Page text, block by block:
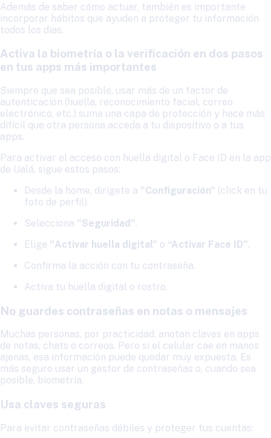
Además de saber cómo actuar, también es importante
incorporar hábitos que ayuden a proteger tu información
todos los días.
Activa la biometría o la verificación en dos pasos
en tus apps más importantes
Siempre que sea posible, usar más de un factor de
autenticación (huella, reconocimiento facial, correo
electrónico, etc.) suma una capa de protección y hace más
difícil que otra persona acceda a tu dispositivo o a tus
apps.
Para activar el acceso con huella digital o Face ID en la app
de Ualá, sigue estos pasos:
Desde la home, dirígete a "Configuración" (click en tu
foto de perfil).
Selecciona "Seguridad".
Elige "Activar huella digital" o “Activar Face ID”.
Confirma la acción con tu contraseña.
Activa tu huella digital o rostro.
No guardes contraseñas en notas o mensajes
Muchas personas, por practicidad, anotan claves en apps
de notas, chats o correos. Pero si el celular cae en manos
ajenas, esa información puede quedar muy expuesta. Es
más seguro usar un gestor de contraseñas o, cuando sea
posible, biometría.
Usa claves seguras
Para evitar contraseñas débiles y proteger tus cuentas: